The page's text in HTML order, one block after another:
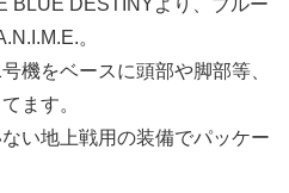
BLUE DESTINYより、ブルー
。
機をベースに頭部や脚部等、
ます。
い地上戦用の装備でパッケー